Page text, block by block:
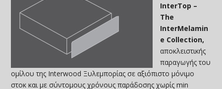
InterTop –
The
InterMelamin
e Collection,
αποκλειστικής
παραγωγής του
ομίλου της Interwood Ξυλεμπορίας σε αξιόπιστο μόνιμο
στοκ και με σύντομους χρόνους παράδοσης χωρίς min